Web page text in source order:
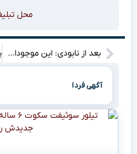
محل
بعد از نابودی: این موجودات عجیب، آخرین بازماندگان زمین خواهند بود!
آگهی فردا